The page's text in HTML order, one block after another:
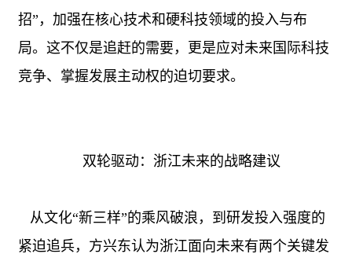
招”，加强在核心技术和硬科技领域的投入与布
局。这不仅是追赶的需要，更是应对未来国际科技
竞争、掌握发展主动权的迫切要求。
双轮驱动：浙江未来的战略建议
从文化“新三样”的乘风破浪，到研发投入强度的
紧迫追兵，方兴东认为浙江面向未来有两个关键发